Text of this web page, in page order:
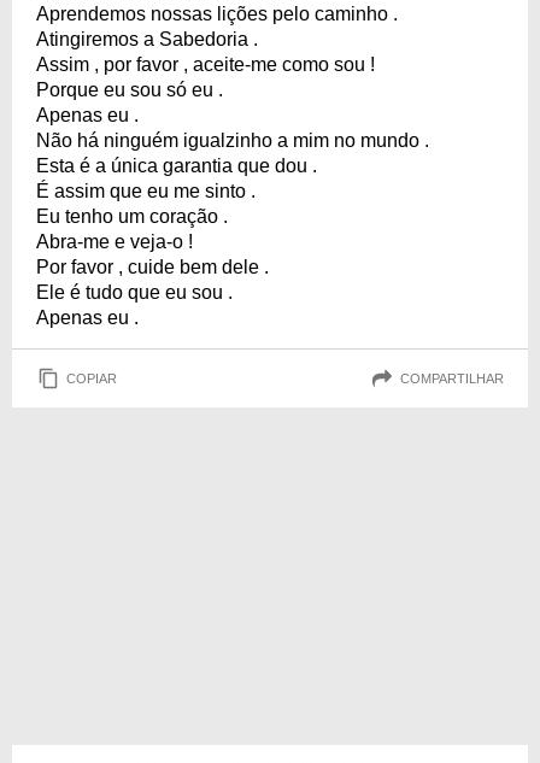
Aprendemos nossas lições pelo caminho .
Atingiremos a Sabedoria .
Assim , por favor , aceite-me como sou !
Porque eu sou só eu .
Apenas eu .
Não há ninguém igualzinho a mim no mundo .
Esta é a única garantia que dou .
É assim que eu me sinto .
Eu tenho um coração .
Abra-me e veja-o !
Por favor , cuide bem dele .
Ele é tudo que eu sou .
Apenas eu .
COPIAR COMPARTILHAR